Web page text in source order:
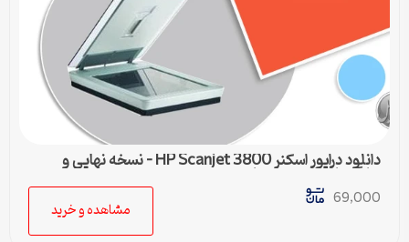
دانلود درایور اسکنر HP Scanjet 3800 – نسخه نهایی و
سازگار با تمام ویندوزها
69,000
مشاهده و خرید